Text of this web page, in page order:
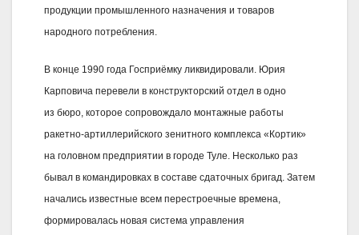
продукции промышленного назначения и товаров
народного потребления.
В конце 1990 года Госприёмку ликвидировали. Юрия
Карповича перевели в конструкторский отдел в одно
из бюро, которое сопровождало монтажные работы
ракетно-артиллерийского зенитного комплекса «Кортик»
на головном предприятии в городе Туле. Несколько раз
бывал в командировках в составе сдаточных бригад. Затем
начались известные всем перестроечные времена,
формировалась новая система управления